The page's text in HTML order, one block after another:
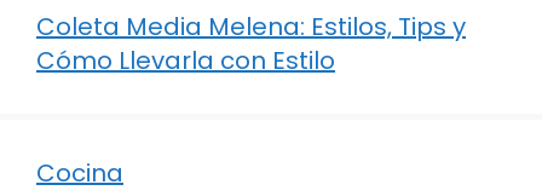
Coleta Media Melena: Estilos, Tips y
Cómo Llevarla con Estilo
Cocina